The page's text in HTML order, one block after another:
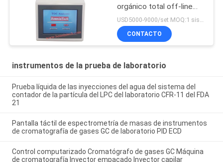
orgánico total off-line
portátil del TOC del
analizador del carbono en
línea
USD5000-9000/set MOQ:1 sistema
CONTACTO
instrumentos de la prueba de laboratorio
Prueba líquida de las inyecciones del agua del sistema del
contador de la partícula del LPC del laboratorio CFR-11 del FDA
21
Pantalla táctil de espectrometría de masas de instrumentos
de cromatografía de gases GC de laboratorio PID ECD
Control computarizado Cromatógrafo de gases GC Máquina
de cromatografía Inyector empacado Inyector capilar